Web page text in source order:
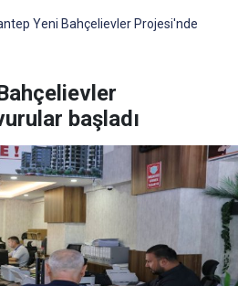
Yeni Bahçelievler Projesi'nde
başladı